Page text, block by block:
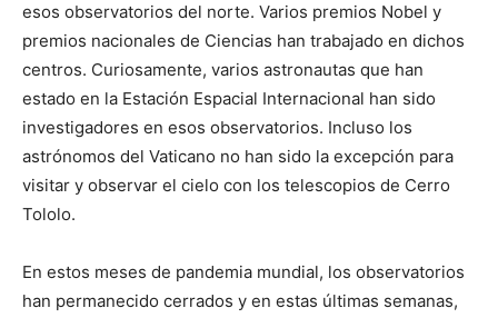
esos observatorios del norte. Varios premios Nobel y
premios nacionales de Ciencias han trabajado en dichos
centros. Curiosamente, varios astronautas que han
estado en la Estación Espacial Internacional han sido
investigadores en esos observatorios. Incluso los
astrónomos del Vaticano no han sido la excepción para
visitar y observar el cielo con los telescopios de Cerro
Tololo.
En estos meses de pandemia mundial, los observatorios
han permanecido cerrados y en estas últimas semanas,